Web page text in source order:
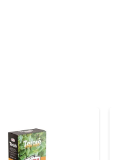
em infusão por alguns
excelente escolha